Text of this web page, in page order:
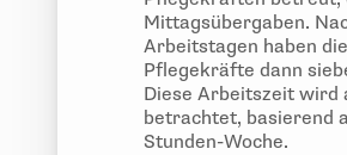
Mittagsübergaben.
Arbeitstagen haben die
Pflegekräfte dann
Diese Arbeitszeit wird
betrachtet, basierend
Stunden-Woche.